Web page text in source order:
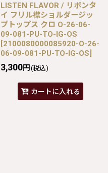
LISTEN FLAVOR / リボンタ
イ フリル襟ショルダージッ
プトップス クロ O-26-06-
09-081-PU-TO-IG-OS
[2100080000085920-O-26-
06-09-081-PU-TO-IG-OS]
3,300円 (税込)
カートに入れる